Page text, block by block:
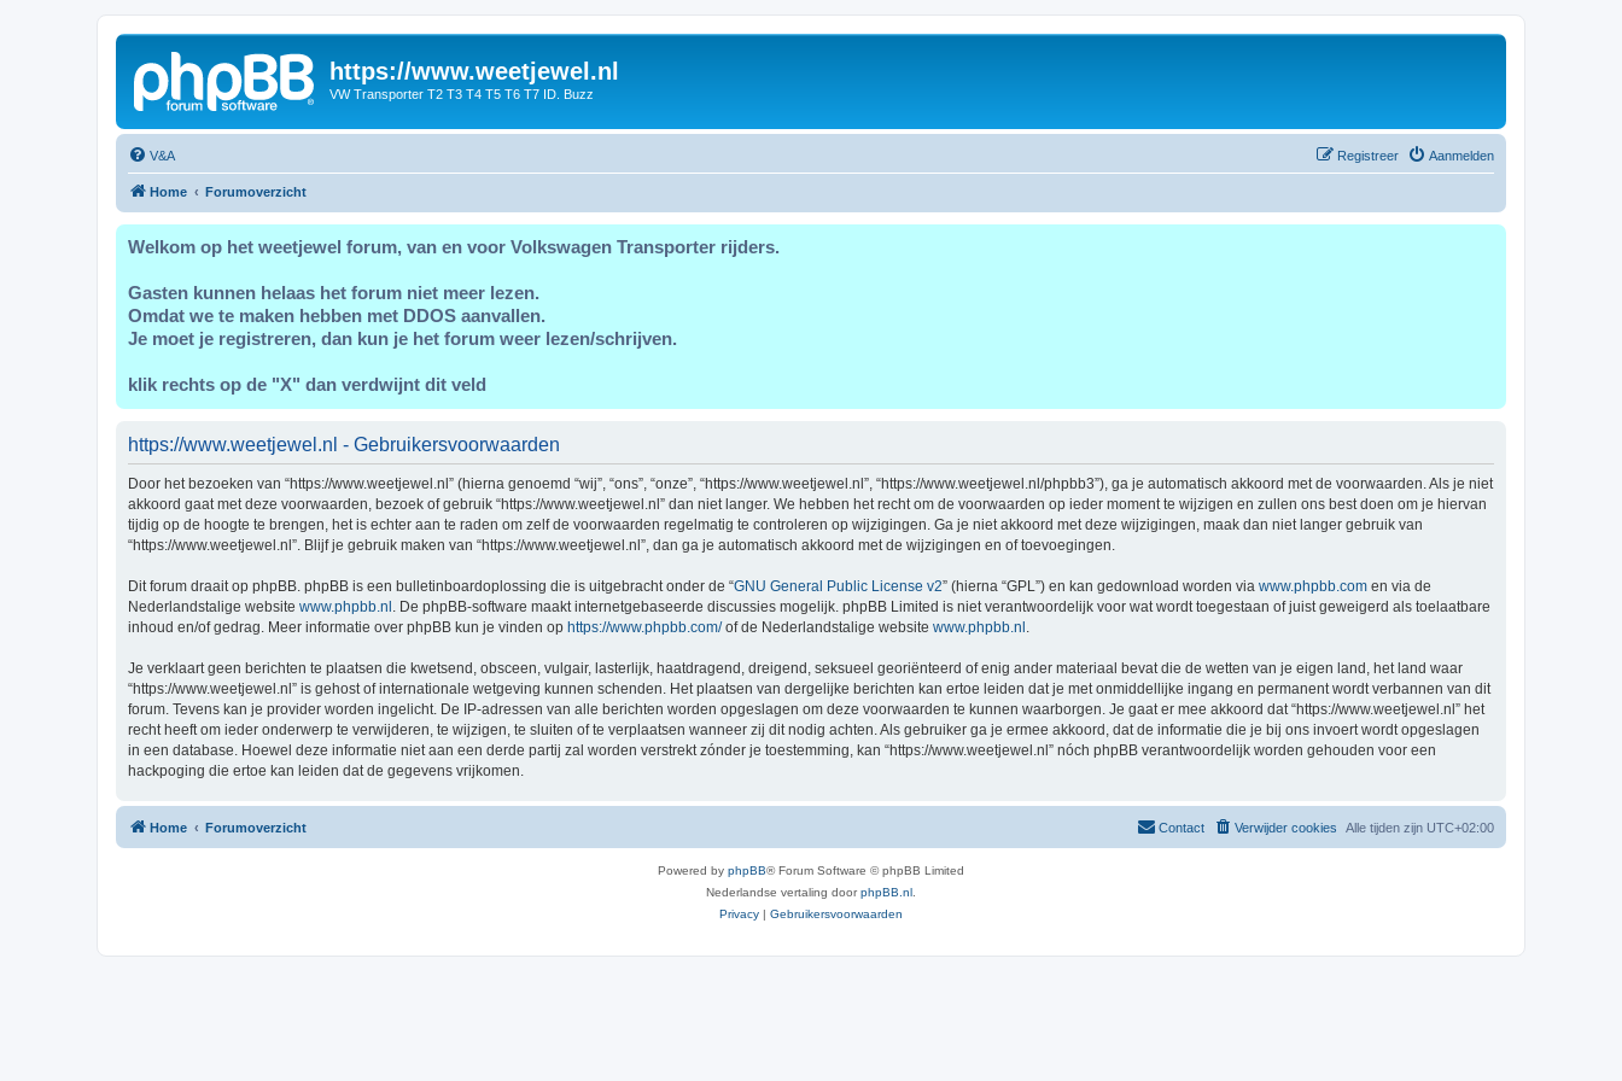
https://www.weetjewel.nl
VW Transporter T2 T3 T4 T5 T6 T7 ID. Buzz
V&A Aanmelden
Registreer
Home Forumoverzicht
Welkom op het weetjewel forum, van en voor Volkswagen Transporter rijders.
Gasten kunnen helaas het forum niet meer lezen.
Omdat we te maken hebben met DDOS aanvallen.
Je moet je registreren, dan kun je het forum weer lezen/schrijven.
klik rechts op de "X" dan verdwijnt dit veld
https://www.weetjewel.nl - Gebruikersvoorwaarden
Door het bezoeken van “https://www.weetjewel.nl” (hierna genoemd “wij”, “ons”, “onze”, “https://www.weetjewel.nl”, “https://www.weetjewel.nl/phpbb3”), ga je automatisch akkoord met de voorwaarden. Als je niet
akkoord gaat met deze voorwaarden, bezoek of gebruik “https://www.weetjewel.nl” dan niet langer. We hebben het recht om de voorwaarden op ieder moment te wijzigen en zullen ons best doen om je hiervan
tijdig op de hoogte te brengen, het is echter aan te raden om zelf de voorwaarden regelmatig te controleren op wijzigingen. Ga je niet akkoord met deze wijzigingen, maak dan niet langer gebruik van
“https://www.weetjewel.nl”. Blijf je gebruik maken van “https://www.weetjewel.nl”, dan ga je automatisch akkoord met de wijzigingen en of toevoegingen.
Dit forum draait op phpBB. phpBB is een bulletinboardoplossing die is uitgebracht onder de “GNU General Public License v2” (hierna “GPL”) en kan gedownload worden via www.phpbb.com en via de
Nederlandstalige website www.phpbb.nl . De phpBB-software maakt internetgebaseerde discussies mogelijk. phpBB Limited is niet verantwoordelijk voor wat wordt toegestaan of juist geweigerd als toelaatbare
inhoud en/of gedrag. Meer informatie over phpBB kun je vinden op https://www.phpbb.com/of de Nederlandstalige website www.phpbb.nl
Je verklaart geen berichten te plaatsen die kwetsend, obsceen, vulgair, lasterlijk, haatdragend, dreigend, seksueel georiënteerd of enig ander materiaal bevat die de wetten van je eigen land, het land waar
“https://www.weetjewel.nl” is gehost of internationale wetgeving kunnen schenden. Het plaatsen van dergelijke berichten kan ertoe leiden dat je met onmiddellijke ingang en permanent wordt verbannen van dit
forum. Tevens kan je provider worden ingelicht. De IP-adressen van alle berichten worden opgeslagen om deze voorwaarden te kunnen waarborgen. Je gaat er mee akkoord dat “https://www.weetjewel.nl” het
recht heeft om ieder onderwerp te verwijderen, te wijzigen, te sluiten of te verplaatsen wanneer zij dit nodig achten. Als gebruiker ga je ermee akkoord, dat de informatie die je bij ons invoert wordt opgeslagen
in een database. Hoewel deze informatie niet aan een derde partij zal worden verstrekt zónder je toestemming, kan “https://www.weetjewel.nl” nóch phpBB verantwoordelijk worden gehouden voor een
hackpoging die ertoe kan leiden dat de gegevens vrijkomen.
Home Forumoverzicht Alle tijden zijn UTC+02:00
Verwijder cookies
Contact
Powered by phpBB® Forum Software © phpBB Limited
Nederlandse vertaling doorphpBB.nl
Privacy | Gebruikersvoorwaarden